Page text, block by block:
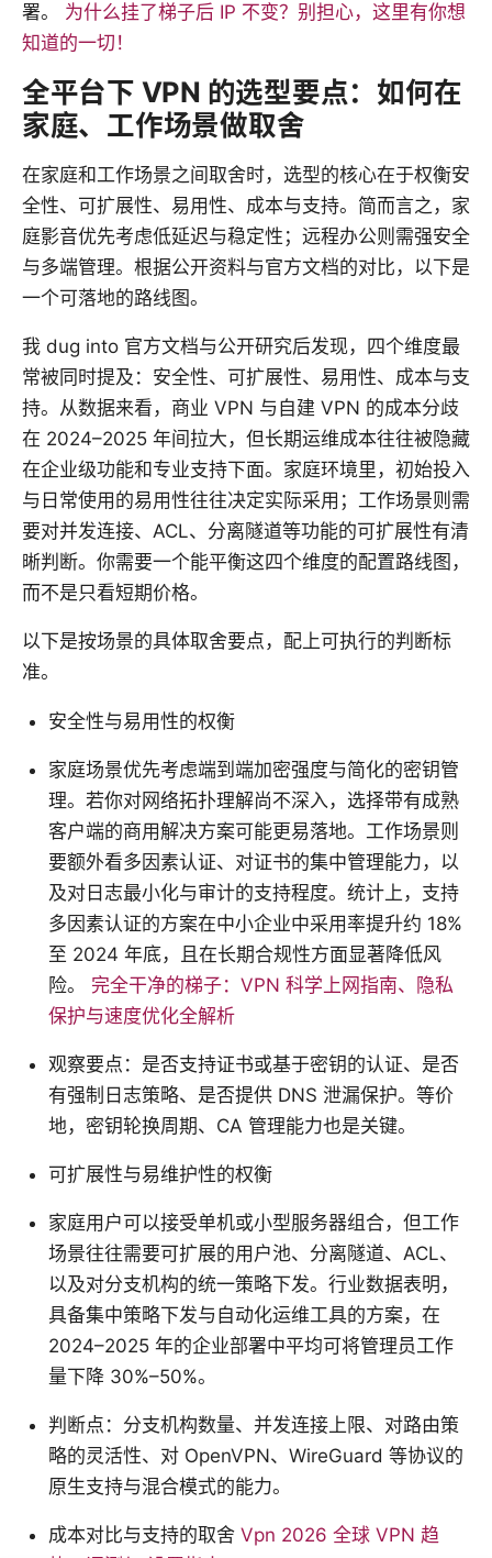
署。 为什么挂了梯子后 IP 不变？别担心，这里有你想
知道的一切！
全平台下 VPN 的选型要点：如何在
家庭、工作场景做取舍
在家庭和工作场景之间取舍时，选型的核心在于权衡安
全性、可扩展性、易用性、成本与支持。简而言之，家
庭影音优先考虑低延迟与稳定性；远程办公则需强安全
与多端管理。根据公开资料与官方文档的对比，以下是
一个可落地的路线图。
我 dug into 官方文档与公开研究后发现，四个维度最
常被同时提及：安全性、可扩展性、易用性、成本与支
持。从数据来看，商业 VPN 与自建 VPN 的成本分歧
在 2024–2025 年间拉大，但长期运维成本往往被隐藏
在企业级功能和专业支持下面。家庭环境里，初始投入
与日常使用的易用性往往决定实际采用；工作场景则需
要对并发连接、ACL、分离隧道等功能的可扩展性有清
晰判断。你需要一个能平衡这四个维度的配置路线图，
而不是只看短期价格。
以下是按场景的具体取舍要点，配上可执行的判断标
准。
安全性与易用性的权衡
家庭场景优先考虑端到端加密强度与简化的密钥管
理。若你对网络拓扑理解尚不深入，选择带有成熟
客户端的商用解决方案可能更易落地。工作场景则
要额外看多因素认证、对证书的集中管理能力，以
及对日志最小化与审计的支持程度。统计上，支持
多因素认证的方案在中小企业中采用率提升约 18%
至 2024 年底，且在长期合规性方面显著降低风
险。 完全干净的梯子：VPN 科学上网指南、隐私
保护与速度优化全解析
观察要点：是否支持证书或基于密钥的认证、是否
有强制日志策略、是否提供 DNS 泄漏保护。等价
地，密钥轮换周期、CA 管理能力也是关键。
可扩展性与易维护性的权衡
家庭用户可以接受单机或小型服务器组合，但工作
场景往往需要可扩展的用户池、分离隧道、ACL、
以及对分支机构的统一策略下发。行业数据表明，
具备集中策略下发与自动化运维工具的方案，在
2024–2025 年的企业部署中平均可将管理员工作
量下降 30%–50%。
判断点：分支机构数量、并发连接上限、对路由策
略的灵活性、对 OpenVPN、WireGuard 等协议的
原生支持与混合模式的能力。
成本对比与支持的取舍 Vpn 2026 全球 VPN 趋